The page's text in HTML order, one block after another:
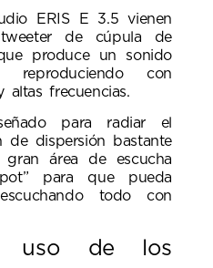
ERIS E 3.5 vienen
de cúpula de
produce un sonido
con
altas frecuencias.
para radiar el
dispersión bastante
área de escucha
para que pueda
todo con
uso de los